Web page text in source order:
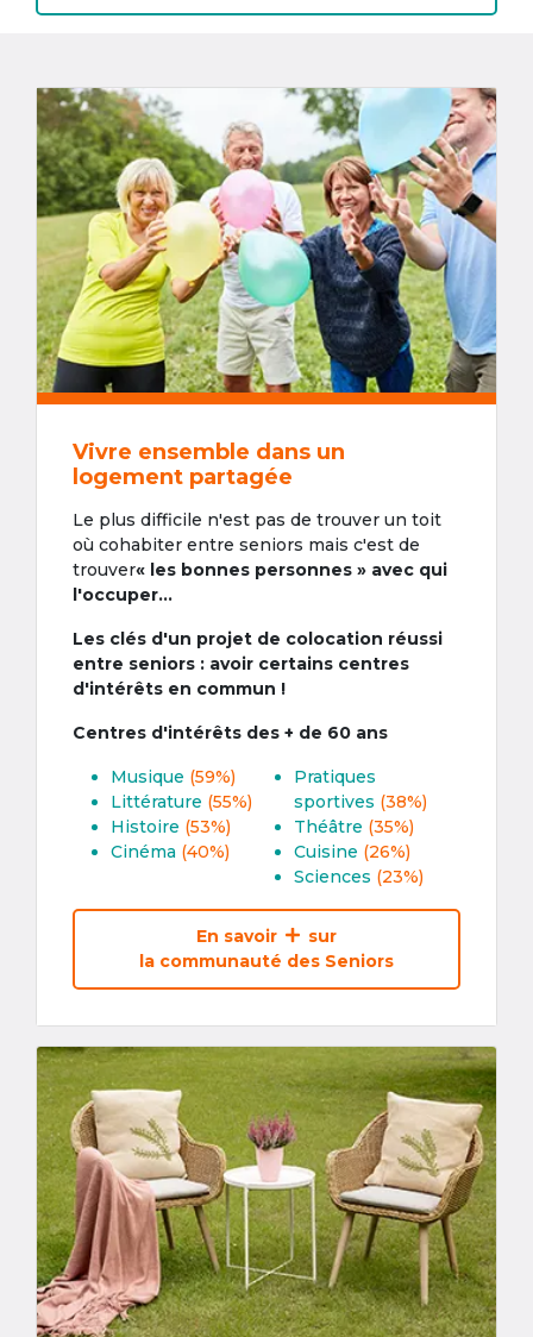
Vivre ensemble dans un
logement partagée
Le plus difficile n'est pas de trouver un toit
où cohabiter entre seniors mais c'est de
trouver« les bonnes personnes » avec qui
l'occuper...
Les clés d'un projet de colocation réussi
entre seniors : avoir certains centres
d'intérêts en commun !
Centres d'intérêts des + de 60 ans
Musique (59%)
Littérature (55%)
Histoire (53%)
Cinéma (40%)
Pratiques
sportives (38%)
Théâtre (35%)
Cuisine (26%)
Sciences (23%)
En savoir
sur
la communauté des Seniors